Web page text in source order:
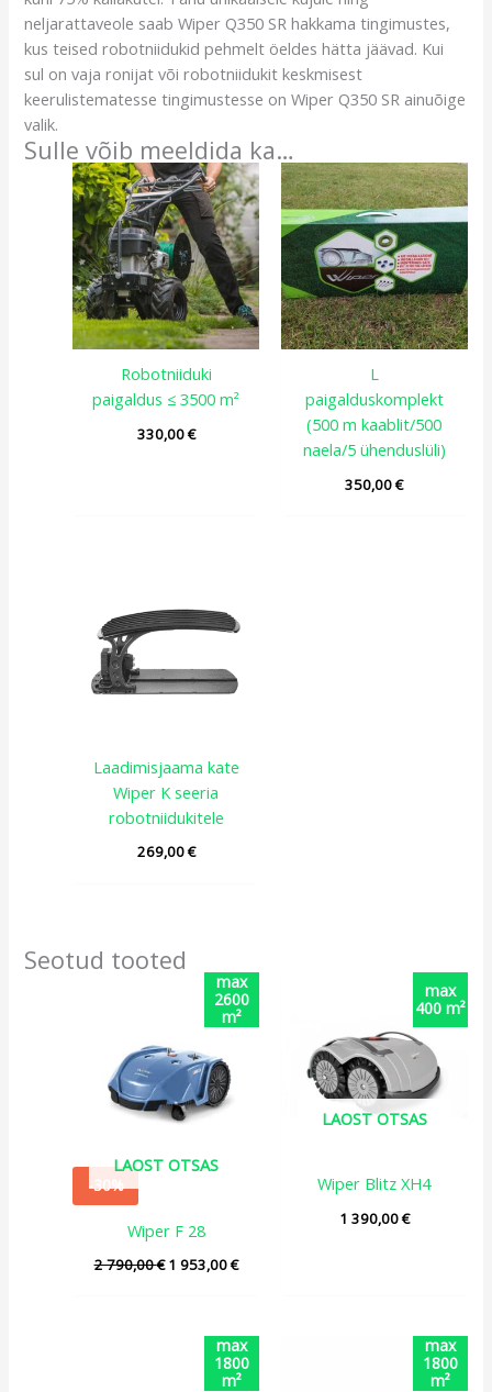
neljarattaveole saab Wiper Q350 SR hakkama tingimustes,
kus teised robotniidukid pehmelt öeldes hätta jäävad. Kui
sul on vaja ronijat või robotniidukit keskmisest
keerulistematesse tingimustesse on Wiper Q350 SR ainuõige
valik.
Sulle võib meeldida ka…
Robotniiduki
paigaldus ≤ 3500 m²
330,00€
L
paigalduskomplekt
(500 m kaablit/500
naela/5 ühenduslüli)
350,00€
Laadimisjaama kate
Wiper K seeria
robotniidukitele
269,00€
Seotud tooted
-30%
max
2600
m²
LAOST OTSAS
Wiper F 28
2 790,00€
790,00 €.
1 953,00€
Praegune
hind
on:
max
400 m²
LAOST OTSAS
Wiper Blitz XH4
1 390,00€
max
1800
m²
Praegune
hind
on:
max
1800
m²